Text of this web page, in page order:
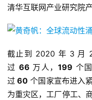
清华互联网产业研究院
截止到 2020 年 3 月
过 66 万人，199 个
过 60 个国家宣布进入
为重灾区，工厂停工、